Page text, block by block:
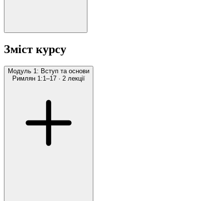
Зміст курсу
Модуль 1: Вступ та основи
Римлян 1:1–17 · 2 лекції